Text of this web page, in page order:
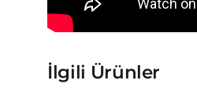
İlgili Ürünler